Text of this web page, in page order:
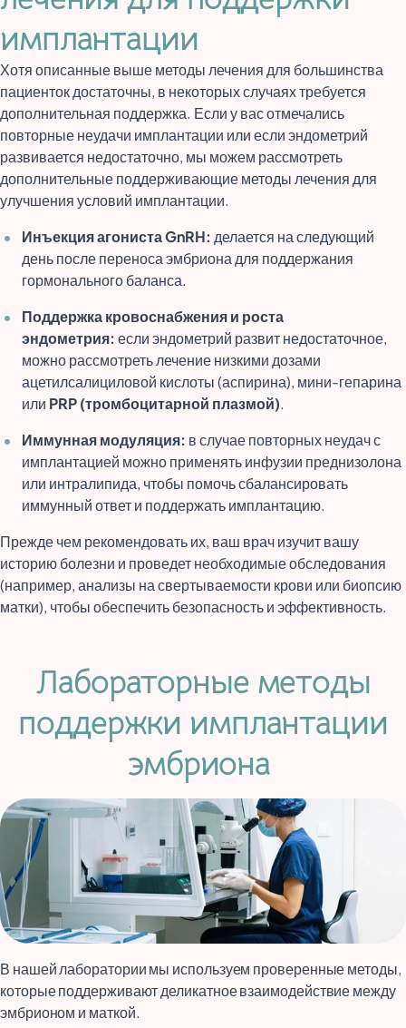
имплантации
Хотя описанные выше методы лечения для большинства
пациенток достаточны, в некоторых случаях требуется
дополнительная поддержка. Если у вас отмечались
повторные неудачи имплантации или если эндометрий
развивается недостаточно, мы можем рассмотреть
дополнительные поддерживающие методы лечения для
улучшения условий имплантации.
Инъекция агониста GnRH: делается на следующий
день после переноса эмбриона для поддержания
гормонального баланса.
Поддержка кровоснабжения и роста
эндометрия: если эндометрий развит недостаточное,
можно рассмотреть лечение низкими дозами
ацетилсалициловой кислоты (аспирина), мини-гепарина
или PRP (тромбоцитарной плазмой).
Иммунная модуляция: в случае повторных неудач с
имплантацией можно применять инфузии преднизолона
или интралипида, чтобы помочь сбалансировать
иммунный ответ и поддержать имплантацию.
Прежде чем рекомендовать их, ваш врач изучит вашу
историю болезни и проведет необходимые обследования
(например, анализы на свертываемости крови или биопсию
матки), чтобы обеспечить безопасность и эффективность.
Лабораторные методы
поддержки имплантации
эмбриона
В нашей лаборатории мы используем проверенные методы,
которые поддерживают деликатное взаимодействие между
эмбрионом и маткой.